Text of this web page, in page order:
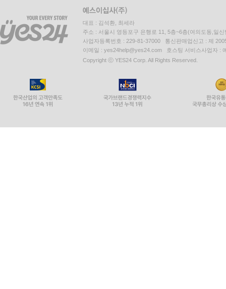
대표 : 김석환, 최세라
주소 : 서울시 영등포구 은행로 11, 5층~6층(여의도동,일신
사업자등록번호 : 229-81-37000 통신판매업신고 : 제
이메일 : yes24help@yes24.com 호스팅 서비스사업자 :
Copyright ⓒ YES24 Corp. All Rights Reserved.